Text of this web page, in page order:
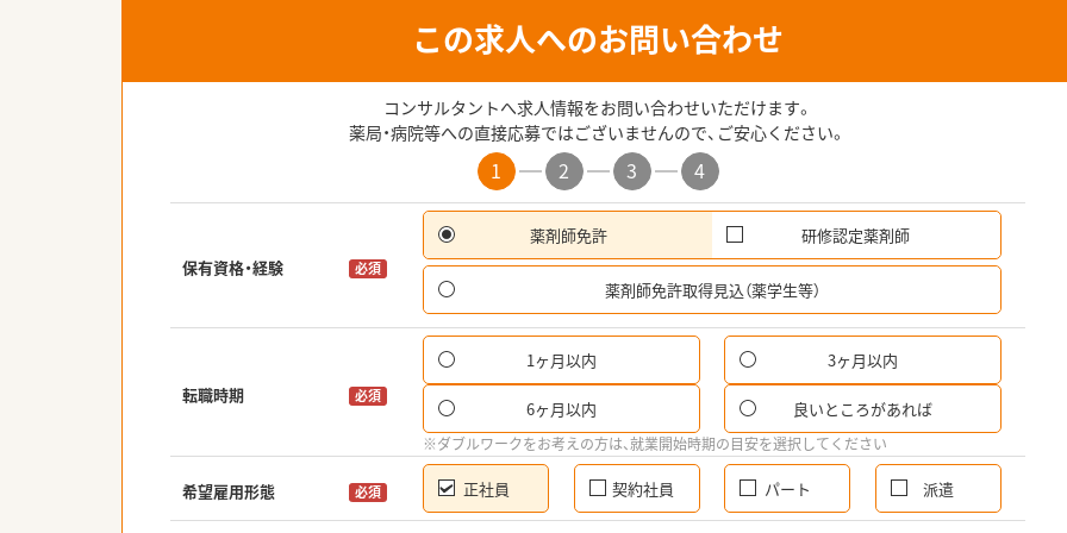
この求人へのお問い合わせ
コンサルタントへ求人情報をお問い合わせいただけます。
薬局・病院等への直接応募ではございませんので、ご安心ください。
1 2 3 4
保有資格・経験 必須
薬剤師免許 研修認定薬剤師
薬剤師免許取得見込（薬学生等）
転職時期 必須
1ヶ月以内 3ヶ月以内
6ヶ月以内 良いところがあれば
※ダブルワークをお考えの方は、就業開始時期の目安を選択してください
希望雇用形態 必須 正社員 契約社員 パート 派遣